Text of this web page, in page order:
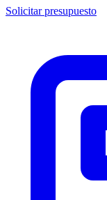
Solicitar presupuesto